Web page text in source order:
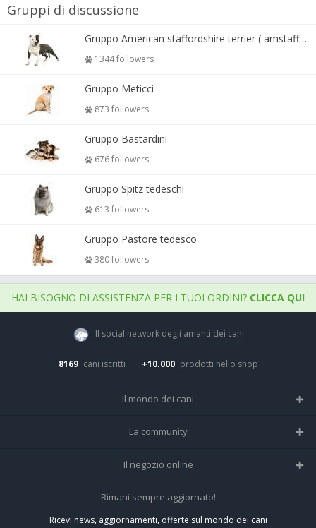
Gruppi di discussione
Gruppo American staffordshire terrier ( amstaff, amastaff )
1344 followers
Gruppo Meticci
873 followers
Gruppo Bastardini
676 followers
Gruppo Spitz tedeschi
613 followers
Gruppo Pastore tedesco
380 followers
HAI BISOGNO DI ASSISTENZA PER I TUOI ORDINI? CLICCA QUI
Il social network degli amanti dei cani
8169 cani iscritti +10.000 prodotti nello shop
Il mondo dei cani
Tutte le razze
La community
Home
Tutti i cani iscritti
Il negozio online
Negozio per cani
Spedizioni e resi
Rimani sempre aggiornato!
Ricevi news, aggiornamenti, offerte sul mondo dei cani